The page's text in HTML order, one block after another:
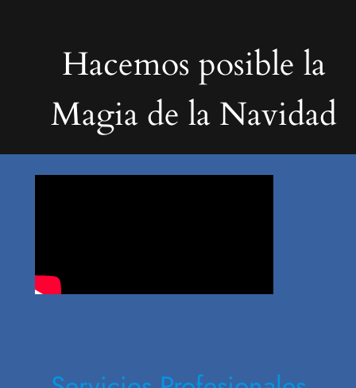
Hacemos posible la
Magia de la Navidad